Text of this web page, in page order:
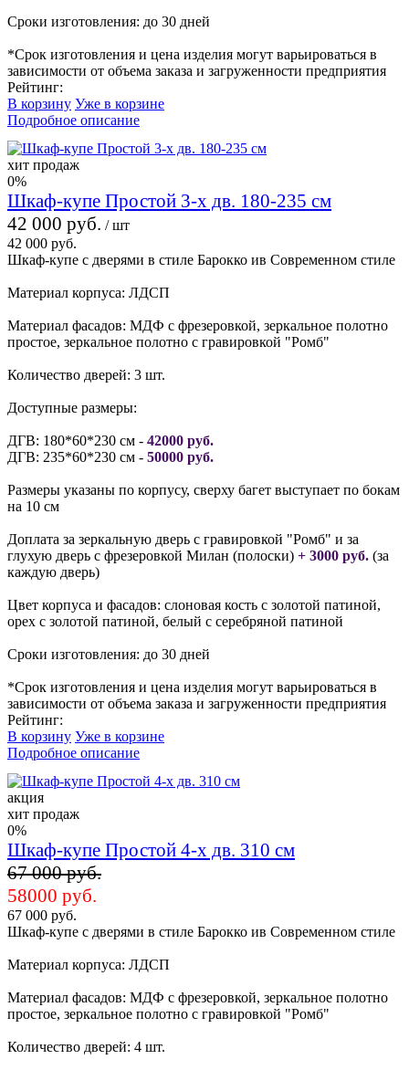
Сроки изготовления: до 30 дней
*Срок изготовления и цена изделия могут варьироваться в
зависимости от объема заказа и загруженности предприятия
Рейтинг:
В корзину Уже в корзине
Подробное описание
хит продаж
0%
Шкаф-купе Простой 3-х дв. 180-235 см
42 000 руб. / шт
42 000 руб.
Шкаф-купе с дверями в стиле Барокко ив Современном стиле
Материал корпуса: ЛДСП
Материал фасадов: МДФ с фрезеровкой, зеркальное полотно
простое, зеркальное полотно с гравировкой "Ромб"
Количество дверей: 3 шт.
Доступные размеры:
ДГВ: 180*60*230 см - 42000 руб.
ДГВ: 235*60*230 см - 50000 руб.
Размеры указаны по корпусу, сверху багет выступает по бокам
на 10 см
Доплата за зеркальную дверь с гравировкой "Ромб" и за
глухую дверь с фрезеровкой Милан (полоски) + 3000 руб. (за
каждую дверь)
Цвет корпуса и фасадов: слоновая кость с золотой патиной,
орех с золотой патиной, белый с серебряной патиной
Сроки изготовления: до 30 дней
*Срок изготовления и цена изделия могут варьироваться в
зависимости от объема заказа и загруженности предприятия
Рейтинг:
В корзину Уже в корзине
Подробное описание
акция
хит продаж
0%
Шкаф-купе Простой 4-х дв. 310 см
67 000 руб.
58000 руб.
67 000 руб.
Шкаф-купе с дверями в стиле Барокко ив Современном стиле
Материал корпуса: ЛДСП
Материал фасадов: МДФ с фрезеровкой, зеркальное полотно
простое, зеркальное полотно с гравировкой "Ромб"
Количество дверей: 4 шт.